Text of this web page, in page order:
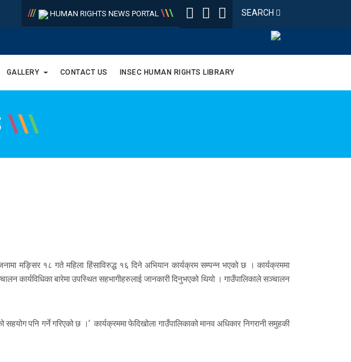
SEARCH
/// HUMAN RIGHTS NEWS PORTAL \\\
GALLERY CONTACT US INSEC HUMAN RIGHTS LIBRARY
\\\
मङ्सिर १८ गते महिला हिंसाविरुद्ध १६ दिने अभियान कार्यक्रम सम्पन्न भएको छ । कार्यक्रममा
कार्यविधिका बारेमा उपस्थित सहभागीहरुलाई जानकारी दिनुभएको थियो । गाउँपालिकाले सञ्चालन
पनि गर्ने गरिएको छ ।’ कार्यक्रममा फेदिखोला गाउँपालिकाको मानव अधिकार निगरानी समुहकी